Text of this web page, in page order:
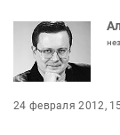
24 февраля 2012,